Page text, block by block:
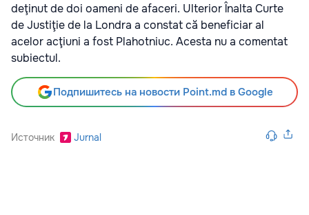
deţinut de doi oameni de afaceri. Ulterior Înalta Curte
de Justiţie de la Londra a constat că beneficiar al
acelor acţiuni a fost Plahotniuc. Acesta nu a comentat
subiectul.
Подпишитесь на новости Point.md в Google
Источник Jurnal